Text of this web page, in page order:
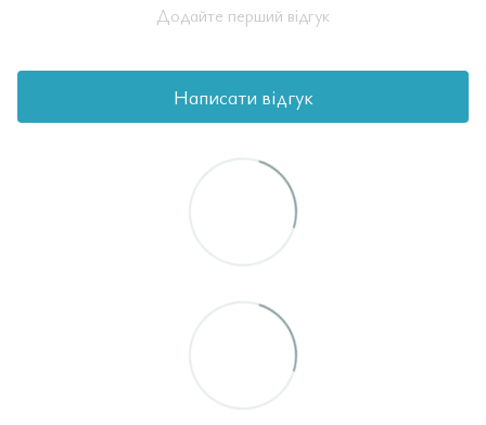
Додайте перший відгук
Написати відгук